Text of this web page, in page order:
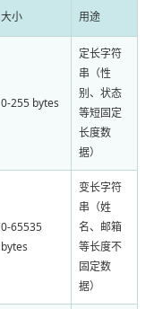
大小 用途
0-255 bytes
定长字符
串（性
别、状态
等短固定
长度数
据）
0-65535
bytes
变长字符
串（姓
名、邮箱
等长度不
固定数
据）